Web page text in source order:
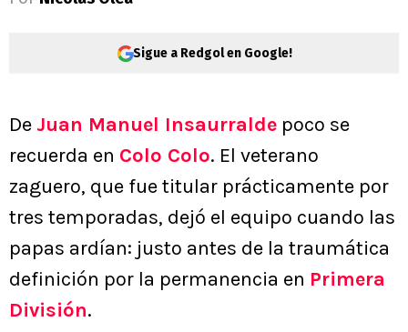
Sigue a Redgol en Google!
De Juan Manuel Insaurralde poco se
recuerda en Colo Colo. El veterano
zaguero, que fue titular prácticamente por
tres temporadas, dejó el equipo cuando las
papas ardían: justo antes de la traumática
definición por la permanencia en Primera
División.